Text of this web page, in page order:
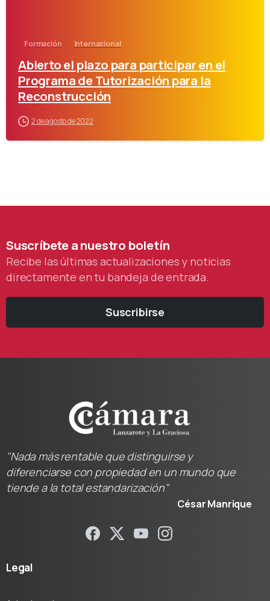
Formación Internacional
Abierto el plazo para participar en el
Programa de Tutorización para la
Reconstrucción
2 de agosto de 2022
Suscríbeteanuestro boletín
Recibe las últimas actualizaciones y noticias
directamente en tu bandeja de entrada.
Suscribirse
"Nada más rentable que distinguirse y
diferenciarse con propiedad en un mundo que
tiende a la total estandarización"
César Manrique
Legal